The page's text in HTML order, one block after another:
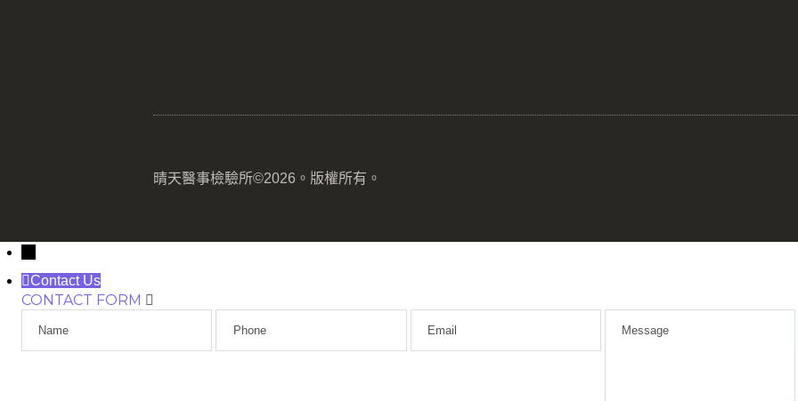
晴天醫事檢驗所©2026。版權所有。
Contact Us
CONTACT FORM